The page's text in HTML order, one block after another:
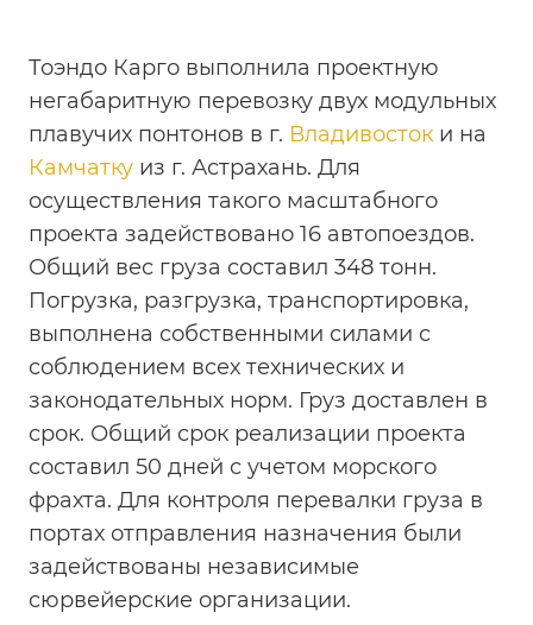
Тоэндо Карго выполнила проектную
негабаритную перевозку двух модульных
плавучих понтонов в г. Владивосток и на
Камчатку из г. Астрахань. Для
осуществления такого масштабного
проекта задействовано 16 автопоездов.
Общий вес груза составил 348 тонн.
Погрузка, разгрузка, транспортировка,
выполнена собственными силами с
соблюдением всех технических и
законодательных норм. Груз доставлен в
срок. Общий срок реализации проекта
составил 50 дней с учетом морского
фрахта. Для контроля перевалки груза в
портах отправления назначения были
задействованы независимые
сюрвейерские организации.